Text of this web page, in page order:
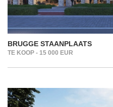
BRUGGE STAANPLAATS
TE KOOP - 15 000 EUR